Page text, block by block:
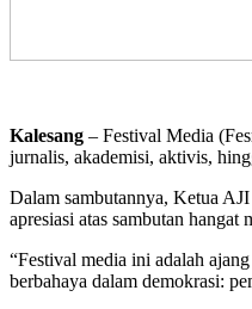
Kalesang – Festival Media
jurnalis, akademisi, aktivis,
Dalam sambutannya, Ketua
apresiasi atas sambutan
“Festival media ini adalah
berbahaya dalam demokrasi: